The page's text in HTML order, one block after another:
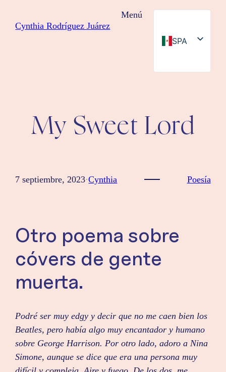
Cynthia Rodríguez Juárez
Menú
SPA
My Sweet Lord
7 septiembre, 2023·Cynthia Poesía
Otro poema sobre
cóvers de gente
muerta.
Podré ser muy edgy y decir que no me caen bien los
Beatles, pero había algo muy encantador y humano
sobre George Harrison. Por otro lado, adoro a Nina
Simone, aunque se dice que era una persona muy